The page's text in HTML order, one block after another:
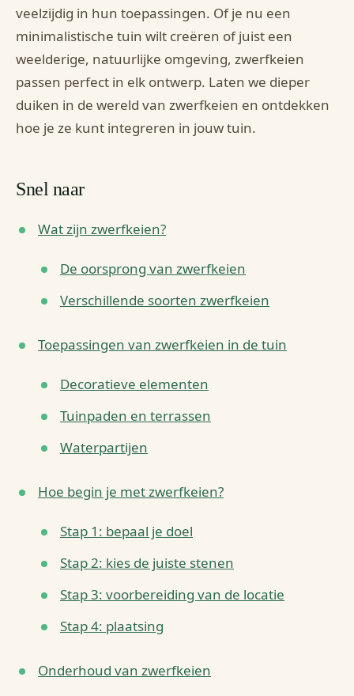
veelzijdig in hun toepassingen. Of je nu een
minimalistische tuin wilt creëren of juist een
weelderige, natuurlijke omgeving, zwerfkeien
passen perfect in elk ontwerp. Laten we dieper
duiken in de wereld van zwerfkeien en ontdekken
hoe je ze kunt integreren in jouw tuin.
Snel naar
Wat zijn zwerfkeien?
De oorsprong van zwerfkeien
Verschillende soorten zwerfkeien
Toepassingen van zwerfkeien in de tuin
Decoratieve elementen
Tuinpaden en terrassen
Waterpartijen
Hoe begin je met zwerfkeien?
Stap 1: bepaal je doel
Stap 2: kies de juiste stenen
Stap 3: voorbereiding van de locatie
Stap 4: plaatsing
Onderhoud van zwerfkeien